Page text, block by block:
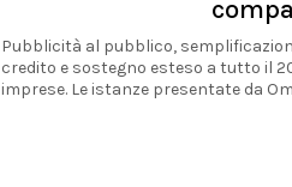
Pubblicità al pubblico,
credito e sostegno esteso a tutto il
imprese. Le istanze presentate da